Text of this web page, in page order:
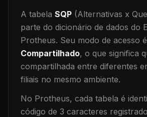
A tabela SQP (Alternativas x
parte do dicionário de dados do
Protheus. Seu modo de acesso é
Compartilhado, o que significa
compartilhada entre diferentes
filiais no mesmo ambiente.
No Protheus, cada tabela é
código de 3 caracteres